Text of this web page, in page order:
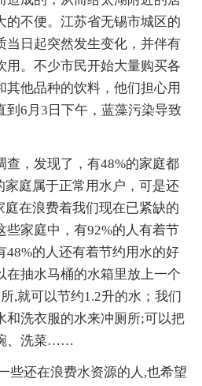
的不便。江苏省无锡市城区的
当日起突然发生变化，并伴有
用。不少市民开始大量购买各
其他品种的饮料，他们担心用
到6月3日下午，蓝藻污染导致
查，发现了，有48%的家庭都
家庭属于正常用水户，可是还
庭在浪费着我们现在已紧缺的
些家庭中，有92%的人有着节
48%的人还有着节约用水的好
在抽水马桶的水箱里放上一个
,就可以节约1.2升的水；我们
和洗衣服的水来冲厕所;可以把
、洗菜……
些还在浪费水资源的人,也希望